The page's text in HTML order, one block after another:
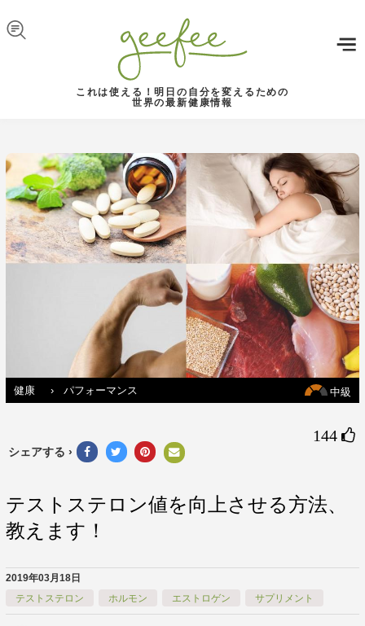
これは使える！明日の自分を変えるための
世界の最新健康情報
中級
健康 › パフォーマンス
144 
シェアする ›
テストステロン値を向上させる方法、
教えます！
2019年03月18日
テストステロン
ホルモン エストロゲン サプリメント